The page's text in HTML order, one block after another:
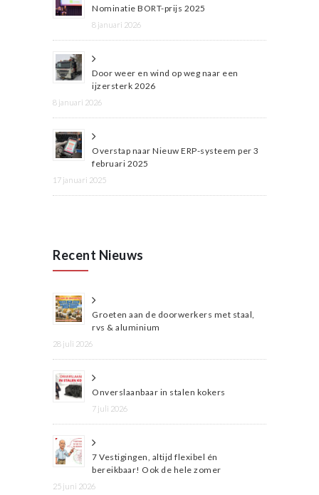
Nominatie BORT-prijs 2025
8 januari 2026
Door weer en wind op weg naar een
ijzersterk 2026
8 januari 2026
Overstap naar Nieuw ERP-systeem per 3
februari 2025
17 januari 2025
Recent Nieuws
Groeten aan de doorwerkers met staal,
rvs & aluminium
28 juli 2026
Onverslaanbaar in stalen kokers
7 juli 2026
7 Vestigingen, altijd flexibel én
bereikbaar! Ook de hele zomer
25 juni 2026